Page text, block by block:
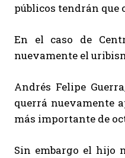
públicos tendrán que
En el caso de
nuevamente el
Andrés Felipe
querrá nuevamente
más importante de
Sin embargo el hijo